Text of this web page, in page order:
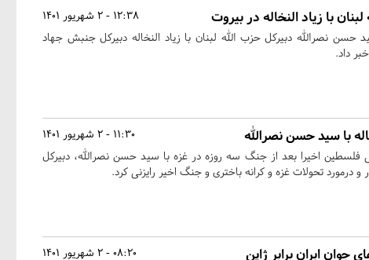
12:38 - 2 شهریور 1401 با زیاد النخاله در بیروت
حسن نصرالله دبیرکل حزب الله لبنان با زیاد النخاله دبیرکل جنبش جهاد
داد.
11:30 - 2 شهریور 1401 با سید حسن نصرالله
فلسطین اخیرا بعد از جنگ سه روزه در غزه با سید حسن نصرالله، دبیرکل
درمورد تحولات غزه و کرانه باختری و جنگ اخیر رایزنی کرد.
08:20 - 2 شهریور 1401 جوان ایران برابر ژاپن